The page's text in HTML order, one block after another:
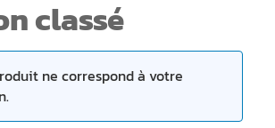
classé
ne correspond à votre